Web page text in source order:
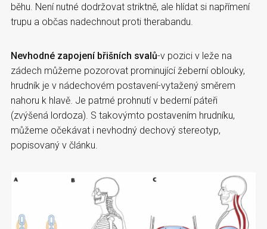
běhu. Není nutné dodržovat striktně, ale hlídat si napřímení
trupu a občas nadechnout proti therabandu.
Nevhodné zapojení břišních svalů-v pozici v leže na
zádech můžeme pozorovat prominující žeberní oblouky,
hrudník je v nádechovém postavení-vytažený směrem
nahoru k hlavě. Je patrné prohnutí v bederní páteři
(zvýšená lordoza). S takovýmto postavením hrudníku,
můžeme očekávat i nevhodný dechový stereotyp,
popisovaný v článku.